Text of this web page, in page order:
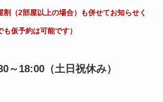
（2部屋以上の場合）も併せてお知らせく
仮予約は可能です）
～18:00（土日祝休み）